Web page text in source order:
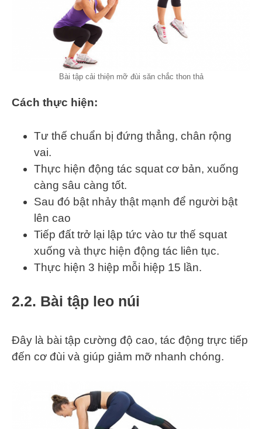
Bài tập cải thiện mỡ đùi săn chắc thon thả
Cách thực hiện:
Tư thế chuẩn bị đứng thẳng, chân rộng
vai.
Thực hiện động tác squat cơ bản, xuống
càng sâu càng tốt.
Sau đó bật nhảy thật mạnh để người bật
lên cao
Tiếp đất trở lại lập tức vào tư thế squat
xuống và thực hiện động tác liên tục.
Thực hiện 3 hiệp mỗi hiệp 15 lần.
2.2. Bài tập leo núi
Đây là bài tập cường độ cao, tác động trực tiếp
đến cơ đùi và giúp giảm mỡ nhanh chóng.